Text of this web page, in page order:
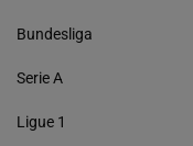
Bundesliga
Serie A
Ligue 1